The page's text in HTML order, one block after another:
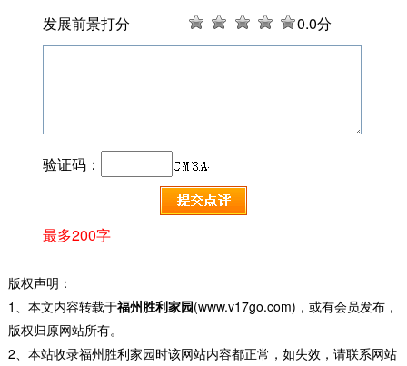
发展前景打分
0.0分
验证码：
最多200字
版权声明：
1、本文内容转载于福州胜利家园(www.v17go.com)，或有会员发布，
版权归原网站所有。
2、本站收录福州胜利家园时该网站内容都正常，如失效，请联系网站